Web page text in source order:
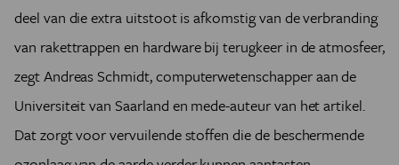
deel van die extra uitstoot is afkomstig van de verbranding
van rakettrappen en hardware bij terugkeer in de atmosfeer,
zegt Andreas Schmidt, computerwetenschapper aan de
Universiteit van Saarland en mede-auteur van het artikel.
Dat zorgt voor vervuilende stoffen die de beschermende